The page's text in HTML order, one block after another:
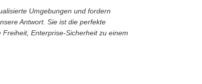
Umgebungen und fordern
Antwort. Sie ist die perfekte
Enterprise-Sicherheit zu einem